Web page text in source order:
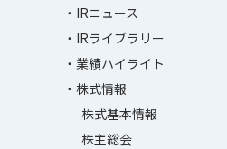
IRニュース
IRライブラリー
業績ハイライト
株式情報
株式基本情報
株主総会